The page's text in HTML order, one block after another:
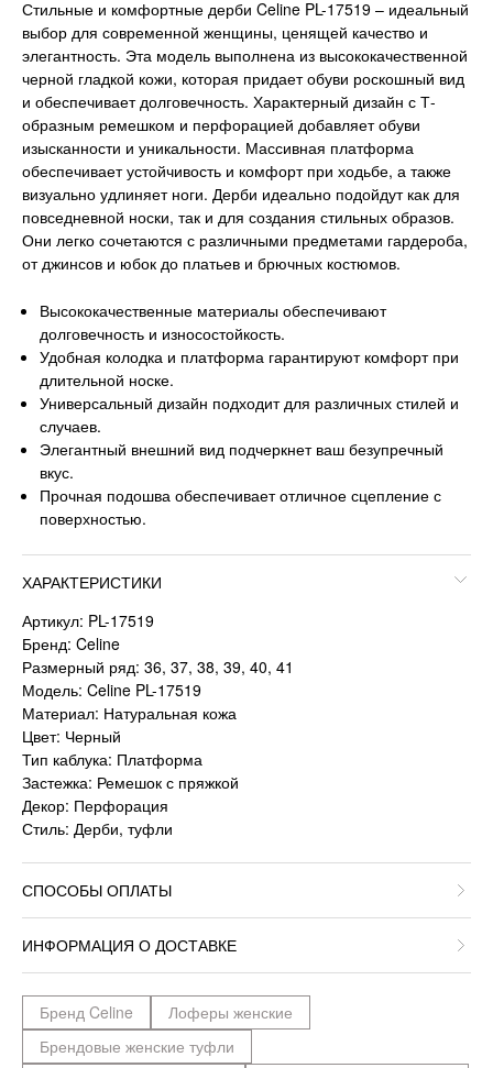
Стильные и комфортные дерби Celine PL-17519 – идеальный
выбор для современной женщины, ценящей качество и
элегантность. Эта модель выполнена из высококачественной
черной гладкой кожи, которая придает обуви роскошный вид
и обеспечивает долговечность. Характерный дизайн с Т-
образным ремешком и перфорацией добавляет обуви
изысканности и уникальности. Массивная платформа
обеспечивает устойчивость и комфорт при ходьбе, а также
визуально удлиняет ноги. Дерби идеально подойдут как для
повседневной носки, так и для создания стильных образов.
Они легко сочетаются с различными предметами гардероба,
от джинсов и юбок до платьев и брючных костюмов.
Высококачественные материалы обеспечивают
долговечность и износостойкость.
Удобная колодка и платформа гарантируют комфорт при
длительной носке.
Универсальный дизайн подходит для различных стилей и
случаев.
Элегантный внешний вид подчеркнет ваш безупречный
вкус.
Прочная подошва обеспечивает отличное сцепление с
поверхностью.
ХАРАКТЕРИСТИКИ
Артикул: PL-17519
Бренд: Celine
Размерный ряд: 36, 37, 38, 39, 40, 41
Модель: Celine PL-17519
Материал: Натуральная кожа
Цвет: Черный
Тип каблука: Платформа
Застежка: Ремешок с пряжкой
Декор: Перфорация
Стиль: Дерби, туфли
СПОСОБЫ ОПЛАТЫ
ИНФОРМАЦИЯ О ДОСТАВКЕ
Бренд Celine
Лоферы женские
Брендовые женские туфли